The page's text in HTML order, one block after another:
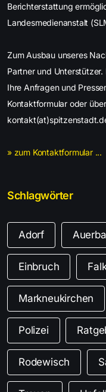
Berichterstattung
Landesmedienanstalt
Zum Ausbau unseres
Partner und Unterstützer.
Ihre Anfragen und
Kontaktformular oder
» zum Kontaktformular ...
Schlagwörter
Adorf
Einbruch
Markneukirchen
Polizei
Rodewisch